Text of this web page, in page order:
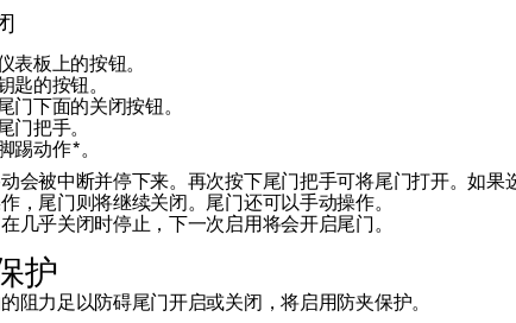
表板上的按钮。
匙的按钮。
门下面的关闭按钮。
门把手。
踢动作*。
会被中断并停下来。再次按下尾门把手可将尾门打开。如果
，尾门则将继续关闭。尾门还可以手动操作。
几乎关闭时停止，下一次启用将会开启尾门。
护
阻力足以防碍尾门开启或关闭，将启用防夹保护。